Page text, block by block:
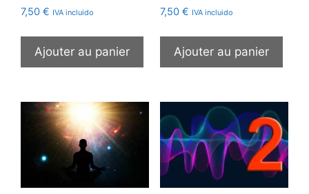
7,50 € IVA incluido
Ajouter au panier
7,50 € IVA incluido
Ajouter au panier